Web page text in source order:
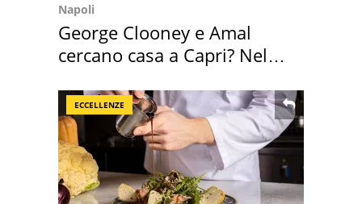
Napoli
George Clooney e Amal
cercano casa a Capri? Nel
ECCELLENZE